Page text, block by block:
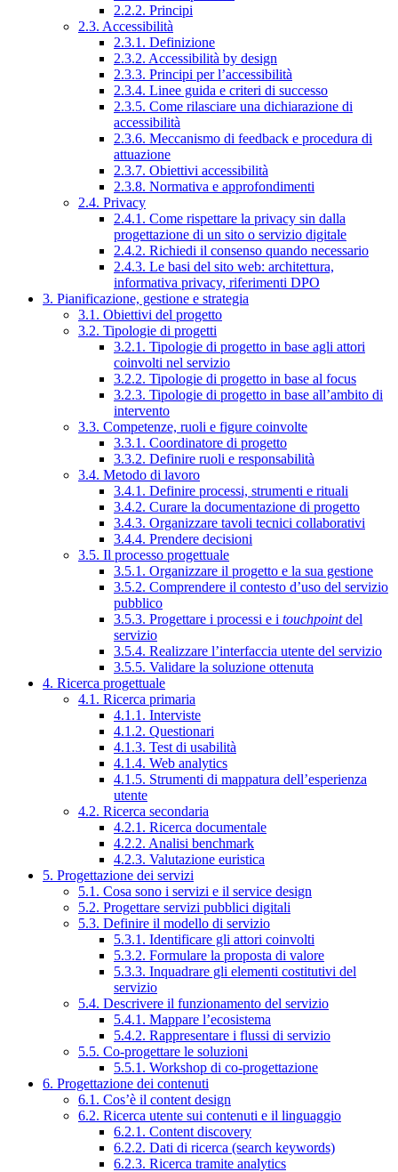
2.2.2. Principi
2.3. Accessibilità
2.3.1. Definizione
2.3.2. Accessibilità by design
2.3.3. Principi per l’accessibilità
2.3.4. Linee guida e criteri di successo
2.3.5. Come rilasciare una dichiarazione di
accessibilità
2.3.6. Meccanismo di feedback e procedura di
attuazione
2.3.7. Obiettivi accessibilità
2.3.8. Normativa e approfondimenti
2.4. Privacy
2.4.1. Come rispettare la privacy sin dalla
progettazione di un sito o servizio digitale
2.4.2. Richiedi il consenso quando necessario
2.4.3. Le basi del sito web: architettura,
informativa privacy, riferimenti DPO
3. Pianificazione, gestione e strategia
3.1. Obiettivi del progetto
3.2. Tipologie di progetti
3.2.1. Tipologie di progetto in base agli attori
coinvolti nel servizio
3.2.2. Tipologie di progetto in base al focus
3.2.3. Tipologie di progetto in base all’ambito di
intervento
3.3. Competenze, ruoli e figure coinvolte
3.3.1. Coordinatore di progetto
3.3.2. Definire ruoli e responsabilità
3.4. Metodo di lavoro
3.4.1. Definire processi, strumenti e rituali
3.4.2. Curare la documentazione di progetto
3.4.3. Organizzare tavoli tecnici collaborativi
3.4.4. Prendere decisioni
3.5. Il processo progettuale
3.5.1. Organizzare il progetto e la sua gestione
3.5.2. Comprendere il contesto d’uso del servizio
pubblico
3.5.3. Progettare i processi e i touchpointdel
servizio
3.5.4. Realizzare l’interfaccia utente del servizio
3.5.5. Validare la soluzione ottenuta
4. Ricerca progettuale
4.1. Ricerca primaria
4.1.1. Interviste
4.1.2. Questionari
4.1.3. Test di usabilità
4.1.4. Web analytics
4.1.5. Strumenti di mappatura dell’esperienza
utente
4.2. Ricerca secondaria
4.2.1. Ricerca documentale
4.2.2. Analisi benchmark
4.2.3. Valutazione euristica
5. Progettazione dei servizi
5.1. Cosa sono i servizi e il service design
5.2. Progettare servizi pubblici digitali
5.3. Definire il modello di servizio
5.3.1. Identificare gli attori coinvolti
5.3.2. Formulare la proposta di valore
5.3.3. Inquadrare gli elementi costitutivi del
servizio
5.4. Descrivere il funzionamento del servizio
5.4.1. Mappare l’ecosistema
5.4.2. Rappresentare i flussi di servizio
5.5. Co-progettare le soluzioni
5.5.1. Workshop di co-progettazione
6. Progettazione dei contenuti
6.1. Cos’è il content design
6.2. Ricerca utente sui contenuti e il linguaggio
6.2.1. Content discovery
6.2.2. Dati di ricerca (search keywords)
6.2.3. Ricerca tramite analytics